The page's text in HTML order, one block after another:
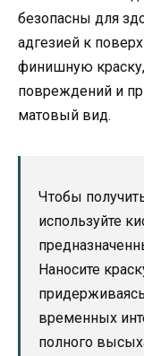
безопасны для
адгезией к
финишную
повреждений и
матовый вид.
Чтобы
используйте
Наносите
временных
полного